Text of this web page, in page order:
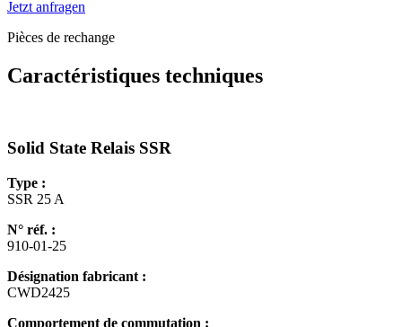
Jetzt anfragen
Pièces de rechange
Caractéristiques techniques
Solid State Relais SSR
Type :
SSR 25 A
N° réf. :
910-01-25
Désignation fabricant :
CWD2425
Comportement de commutation :